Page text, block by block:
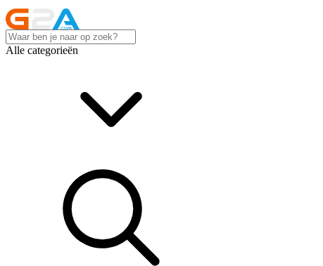
Alle categorieën